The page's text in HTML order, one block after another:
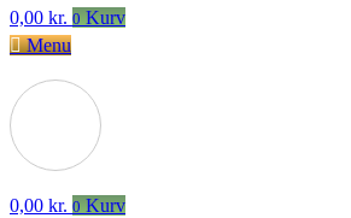
0,00 kr. 0 Kurv
Menu
0,00 kr. 0 Kurv